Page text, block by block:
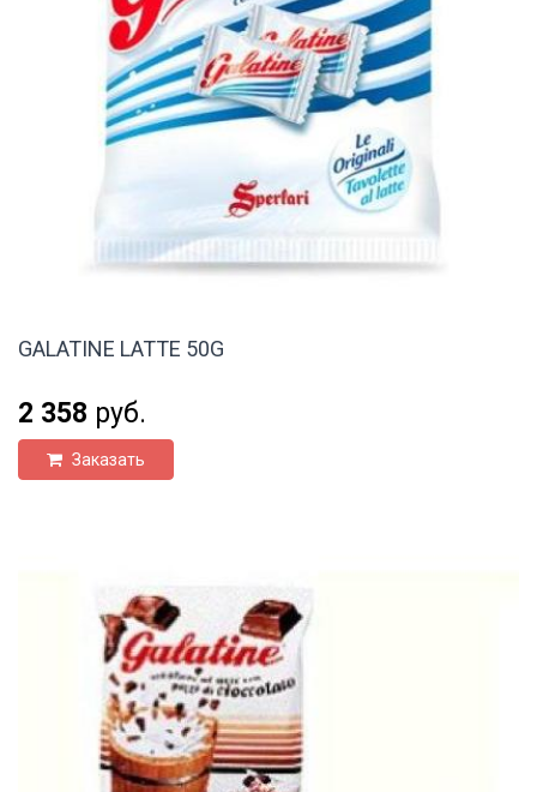
GALATINE LATTE 50G
2 358 руб.
Заказать